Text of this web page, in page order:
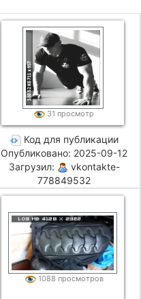
31 просмотр
Код для публикации
Опубликовано: 2025-09-12
Загрузил:
vkontakte-
778849532
1088 просмотров